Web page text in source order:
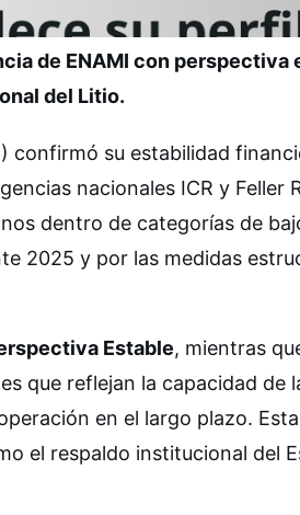
de ENAMI con perspectiva
del Litio.
confirmó su estabilidad
nacionales ICR y Feller
dentro de categorías de
2025 y por las medidas
Estable, mientras
que reflejan la capacidad de
en el largo plazo.
el respaldo institucional del